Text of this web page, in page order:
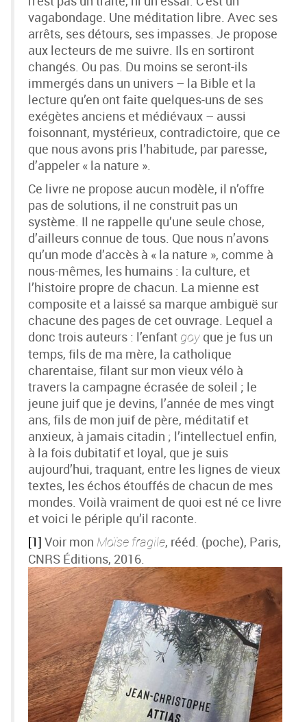
vagabondage. Une méditation libre. Avec ses
arrêts, ses détours, ses impasses. Je propose
aux lecteurs de me suivre. Ils en sortiront
changés. Ou pas. Du moins se seront-ils
immergés dans un univers – la Bible et la
lecture qu’en ont faite quelques-uns de ses
exégètes anciens et médiévaux – aussi
foisonnant, mystérieux, contradictoire, que ce
que nous avons pris l’habitude, par paresse,
d’appeler « la nature ».
Ce livre ne propose aucun modèle, il n’offre
pas de solutions, il ne construit pas un
système. Il ne rappelle qu’une seule chose,
d’ailleurs connue de tous. Que nous n’avons
qu’un mode d’accès à « la nature », comme à
nous-mêmes, les humains : la culture, et
l’histoire propre de chacun. La mienne est
composite et a laissé sa marque ambiguë sur
chacune des pages de cet ouvrage. Lequel a
donc trois auteurs : l’enfant goy que je fus un
temps, fils de ma mère, la catholique
charentaise, filant sur mon vieux vélo à
travers la campagne écrasée de soleil ; le
jeune juif que je devins, l’année de mes vingt
ans, fils de mon juif de père, méditatif et
anxieux, à jamais citadin ; l’intellectuel enfin,
à la fois dubitatif et loyal, que je suis
aujourd’hui, traquant, entre les lignes de vieux
textes, les échos étouffés de chacun de mes
mondes. Voilà vraiment de quoi est né ce livre
et voici le périple qu’il raconte.
[1] Voir mon Moïse fragile, rééd. (poche), Paris,
CNRS Éditions, 2016.